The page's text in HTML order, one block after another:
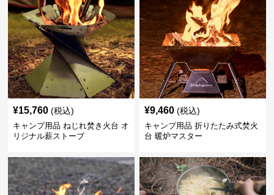
¥15,760 (税込)
キャンプ用品 ねじれ焚き火台 オ
リジナル薪ストーブ
¥9,460 (税込)
キャンプ用品 折りたたみ式焚火
台 暖炉マスター